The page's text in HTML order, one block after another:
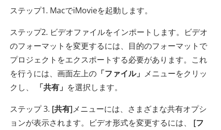
ステップ1. MacでiMovieを起動します。
ステップ2. ビデオファイルをインポートします。ビデオ
のフォーマットを変更するには、目的のフォーマットで
プロジェクトをエクスポートする必要があります。これ
を行うには、画面左上の 「ファイル」 メニューをクリッ
クし、
「共有」 を選択します。
ステップ 3. [共有]メニューには、さまざまな共有オプシ
ョンが表示されます。ビデオ形式を変更するには、 [フ